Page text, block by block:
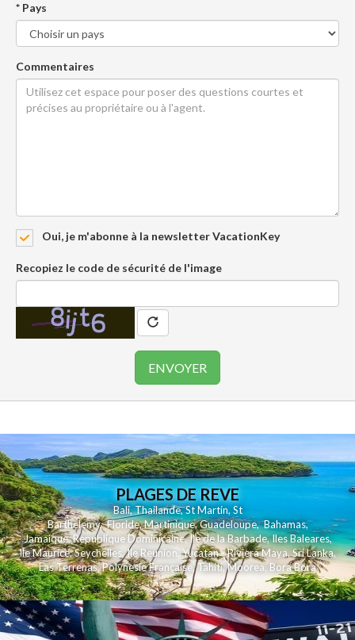
* Pays
Commentaires
Oui, je m'abonne à la newsletter VacationKey
Recopiez le code de sécurité de l'image
PLAGES DE REVE
Bali,Thailande,St Martin,St
Barthelemy,Floride,Martinique,Guadeloupe,Bahamas,
Jamaique,Republique Dominicaine,Ile de la Barbade,Iles Baleares,
Ile Maurice,Seychelles,Ile Reunion,Yucatan - Riviera Maya,Sri Lanka,
Las Terrenas,Polynesie Française,Tahiti,Moorea, Bora Bora